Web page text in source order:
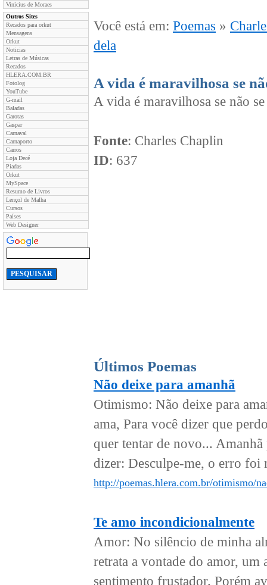
Vinícius de Moraes
Outros Sites
Recados para orkut
Mensagens
Orkut
Noticias
Letras de Músicas
Recados
HLERA.COM.BR
Fotolog
YouTube
G-mail
Baladas
Garotas
Gaspar
Carnaval
Carnaporto
Carros
Loja Decé
Piadas
Orkut
MySpace
Resumo de Livros
Lençol de Malha
Cursos
Países
Web Designer
Você está em: Poemas »
dela
A vida é maravilhosa se
A vida é maravilhosa se não
Fonte: Charles Chaplin
ID: 637
Últimos Poemas
Não deixe para amanhã
Otimismo: Não deixe para
ama, Para você dizer que
quer tentar de novo...
dizer: Desculpe-me, o erro foi
http://poemas.hlera.com.br/otimismo/
Te amo incondicionalmente
Amor: No silêncio de minha
retrata a vontade do amor, um
sentimento frustador. Porém